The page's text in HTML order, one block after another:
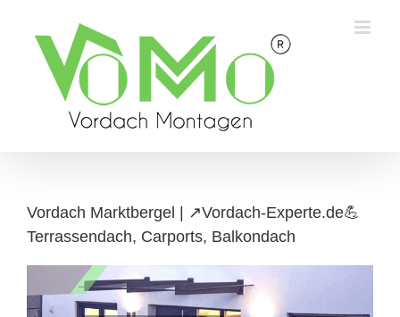
content
Vordach Marktbergel | ↗️Vordach-Experte.de💪
Terrassendach, Carports, Balkondach